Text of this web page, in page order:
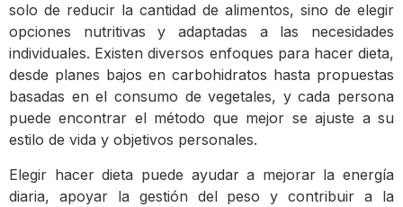
solo de reducir la cantidad de alimentos, sino de elegir
opciones nutritivas y adaptadas a las necesidades
individuales. Existen diversos enfoques para hacer dieta,
desde planes bajos en carbohidratos hasta propuestas
basadas en el consumo de vegetales, y cada persona
puede encontrar el método que mejor se ajuste a su
estilo de vida y objetivos personales.
Elegir hacer dieta puede ayudar a mejorar la energía
diaria, apoyar la gestión del peso y contribuir a la